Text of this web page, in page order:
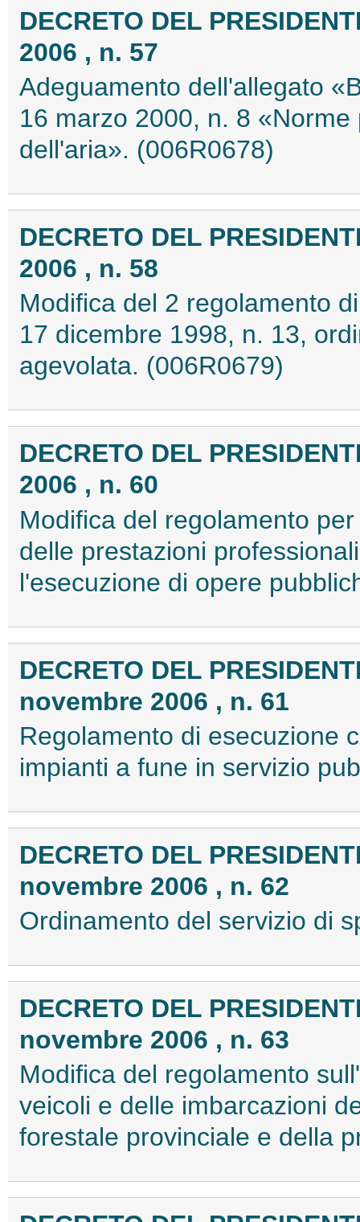
DECRETO DEL
2006 , n. 57
Adeguamento dell'allegato
16 marzo 2000, n. 8
dell'aria». (006R0678)
DECRETO DEL
2006 , n. 58
Modifica del 2 regolamento
17 dicembre 1998, n. 13,
agevolata. (006R0679)
DECRETO DEL
2006 , n. 60
Modifica del regolamento
delle prestazioni
l'esecuzione di opere
DECRETO DEL
novembre 2006 , n. 61
Regolamento di esecuzione
impianti a fune in servizio
DECRETO DEL
novembre 2006 , n. 62
Ordinamento del servizio di
DECRETO DEL
novembre 2006 , n. 63
Modifica del regolamento
veicoli e delle imbarcazioni
forestale provinciale e della